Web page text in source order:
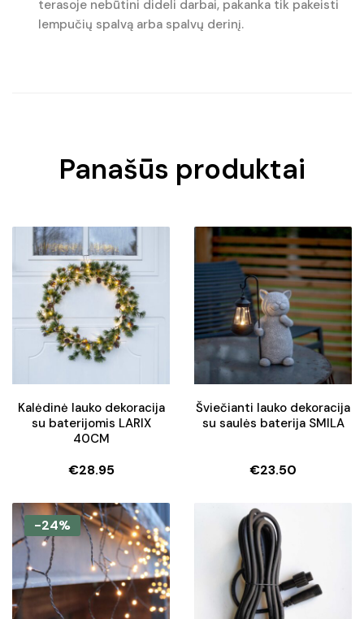
terasoje nebūtini dideli darbai, pakanka tik pakeisti
lempučių spalvą arba spalvų derinį.
Panašūs produktai
Kalėdinė lauko dekoracija
su baterijomis LARIX
40CM
€28.95
Šviečianti lauko dekoracija
su saulės baterija SMILA
€23.50
-24%